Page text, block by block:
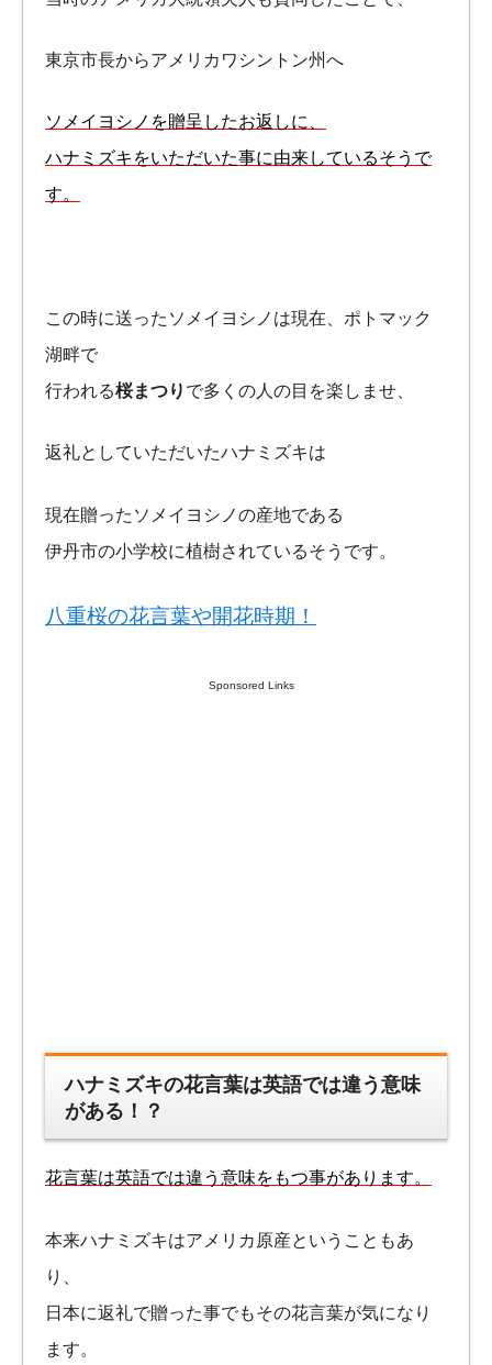
東京市長からアメリカワシントン州へ
ソメイヨシノを贈呈したお返しに、
ハナミズキをいただいた事に由来しているそうで
す。
この時に送ったソメイヨシノは現在、ポトマック
湖畔で
行われる桜まつり で多くの人の目を楽しませ、
返礼としていただいたハナミズキは
現在贈ったソメイヨシノの産地である
伊丹市の小学校に植樹されているそうです。
八重桜の花言葉や開花時期！
Sponsored Links
ハナミズキの花言葉は英語では違う意味
がある！？
花言葉は英語では違う意味をもつ事があります。
本来ハナミズキはアメリカ原産ということもあ
り、
日本に返礼で贈った事でもその花言葉が気になり
ます。